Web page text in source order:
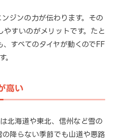
ジンの力が伝わります。その
すいのがメリットです。たと
すべてのタイヤが動くのでFF
。
高い
北海道や東北、信州など雪の
降らない季節でも山道や悪路